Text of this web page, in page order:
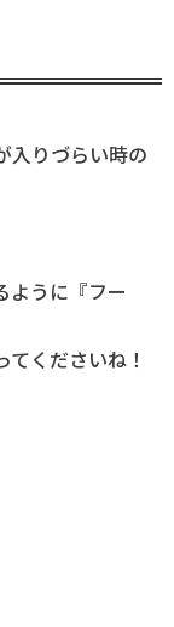
入りづらい時の
ように『フー
くださいね！